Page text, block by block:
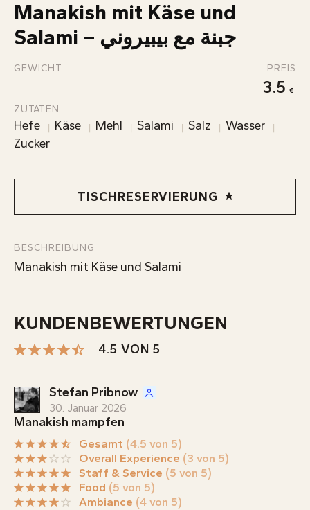
KONTAKT
INFOS
Manakish mit Käse und
Salami – جبنة مع بيبيروني
GEWICHT PREIS
3.5
ZUTATEN
Hefe Käse Mehl Salami Salz
Wasser
Zucker
TISCHRESERVIERUNG
BESCHREIBUNG
Manakish mit Käse und Salami
KUNDENBEWERTUNGEN
4.5 VON 5
Stefan Pribnow
30. Januar 2026
Manakish mampfen
Gesamt (4.5 von 5)
Overall Experience (3 von 5)
Staff & Service (5 von 5)
Food (5 von 5)
Ambiance (4 von 5)